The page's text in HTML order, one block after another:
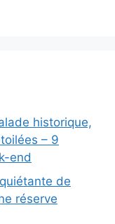
historique,
– 9
end
de
réserve